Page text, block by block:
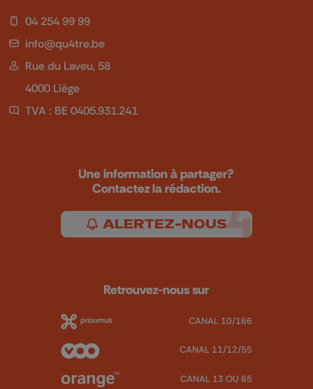
04 254 99 99
info@qu4tre.be
Rue du Laveu, 58
4000 Liège
TVA : BE 0405.931.241
Une information à partager?
Contactez la rédaction.
ALERTEZ-NOUS
Retrouvez-nous sur
CANAL 10/166
CANAL 11/12/55
CANAL 13 OU 65